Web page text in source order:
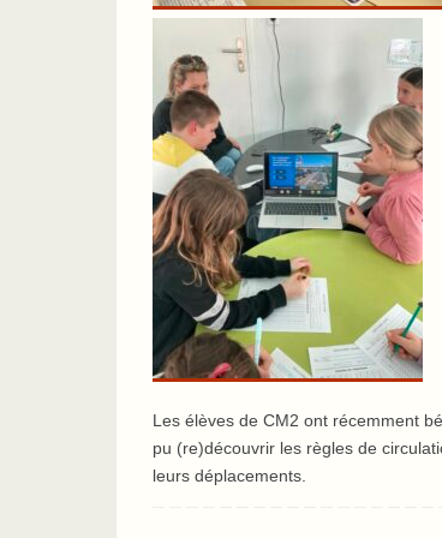
Les élèves de CM2 ont récemment
pu (re)découvrir les règles de
leurs déplacements.